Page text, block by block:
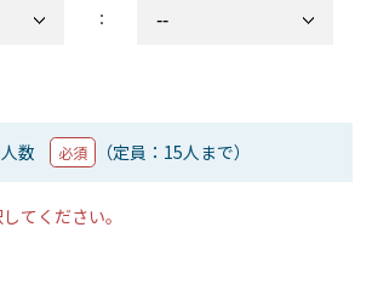
：
数 必須 （定員：15人まで）
てください。